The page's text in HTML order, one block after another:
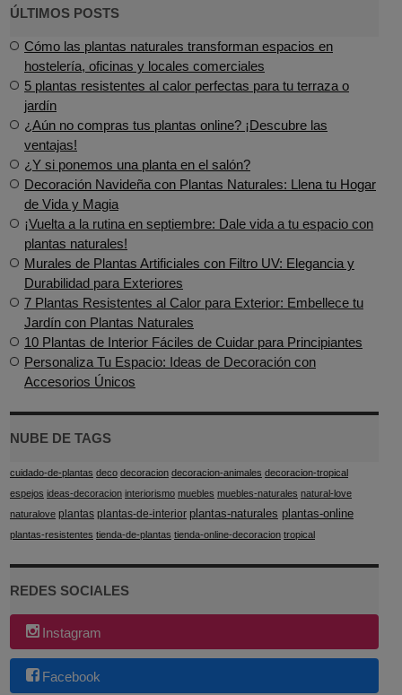
ÚLTIMOS POSTS
Cómo las plantas naturales transforman espacios en
hostelería, oficinas y locales comerciales
5 plantas resistentes al calor perfectas para tu terraza o
jardín
¿Aún no compras tus plantas online? ¡Descubre las
ventajas!
¿Y si ponemos una planta en el salón?
Decoración Navideña con Plantas Naturales: Llena tu Hogar
de Vida y Magia
¡Vuelta a la rutina en septiembre: Dale vida a tu espacio con
plantas naturales!
Murales de Plantas Artificiales con Filtro UV: Elegancia y
Durabilidad para Exteriores
7 Plantas Resistentes al Calor para Exterior: Embellece tu
Jardín con Plantas Naturales
10 Plantas de Interior Fáciles de Cuidar para Principiantes
Personaliza Tu Espacio: Ideas de Decoración con
Accesorios Únicos
NUBE DE TAGS
cuidado-de-plantas deco decoracion decoracion-animales decoracion-tropical
espejos ideas-decoracion interiorismo muebles muebles-naturales natural-love
naturalove plantas plantas-de-interior plantas-naturales plantas-online
plantas-resistentes tienda-de-plantas tienda-online-decoracion tropical
REDES SOCIALES
Instagram
Facebook